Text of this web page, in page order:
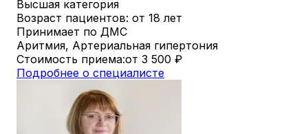
Высшая категория
Возраст пациентов: от 18 лет
Принимает по ДМС
Аритмия, Артериальная гипертония
Стоимость приема:от 3 500 ₽
Подробнее о специалисте